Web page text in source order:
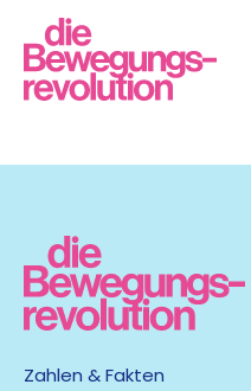
Zahlen & Fakten